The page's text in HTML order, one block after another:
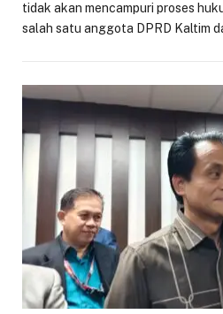
tidak akan mencampuri proses
salah satu anggota DPRD Kaltim